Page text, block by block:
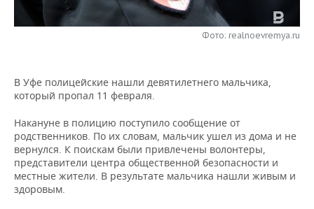
НЕФТЕХИМИЯ
ЭНЕРГЕТИКА
РОЗНИЧНАЯ ТОРГОВЛЯ
УСЛУГИ
НОВОСТИ ТЕХНОЛОГИЙ
МЕДИА
ТЕЛЕКОММУНИКАЦИИ
МЕРОПРИЯТИЯ
ВЫЕЗДНАЯ РЕДАКЦИЯ
БИЗНЕС-БРАНЧИ
ONLINE-КОНФЕРЕНЦИИ
ОТКРЫТАЯ ЛЕКЦИЯ
НОВОСТИ СПОРТА
ФУТБОЛ
ХОККЕЙ
БАСКЕТБОЛ
ОБЩЕСТВО
НОВОСТИ ОБЩЕСТВА
ВЛАСТЬ
ИНФРАСТРУКТУРА
ФОТОГАЛЕРЕЯ
СЮЖЕТЫ
СПРАВОЧНИК
Фото: realnoevremya.ru
В Уфе полицейские нашли девятилетнего мальчика,
который пропал 11 февраля.
Накануне в полицию поступило сообщение от
родственников. По их словам, мальчик ушел из дома и не
вернулся. К поискам были привлечены волонтеры,
представители центра общественной безопасности и
местные жители. В результате мальчика нашли живым и
здоровым.